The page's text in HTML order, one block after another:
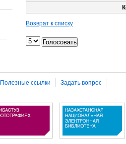
Возврат к списку
Полезные ссылки Задать вопрос